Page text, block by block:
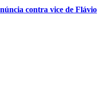
contra vice de Flávio